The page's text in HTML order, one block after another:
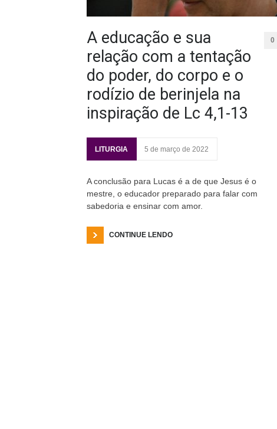
A educação e sua
relação com a tentação
do poder, do corpo e o
rodízio de berinjela na
inspiração de Lc 4,1-13
0
LITURGIA 5 de março de 2022
A conclusão para Lucas é a de que Jesus é o
mestre, o educador preparado para falar com
sabedoria e ensinar com amor.
CONTINUE LENDO